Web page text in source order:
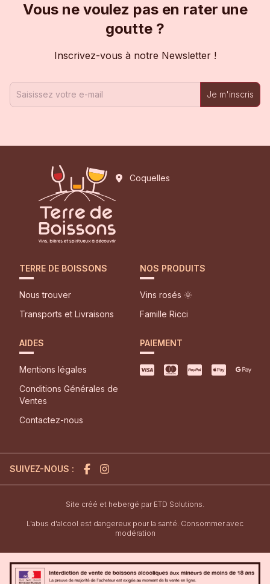
Vous ne voulez pas en rater une
goutte ?
Inscrivez-vous à notre Newsletter !
Je m'inscris
Coquelles
TERRE DE BOISSONS
Nous trouver
Transports et Livraisons
NOS PRODUITS
Vins rosés 🌞
Famille Ricci
AIDES
Mentions légales
Conditions Générales de
Ventes
Contactez-nous
PAIEMENT
SUIVEZ-NOUS :
Site créé et hebergé parl'agence de création de site
ETD Solutions.
L'abus d'alcool est dangereux pour la santé. Consommer avec
modération